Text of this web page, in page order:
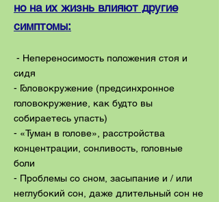
но на их жизнь влияют другие
симптомы:
- Непереносимость положения стоя и
сидя
- Головокружение (предсинхронное
головокружение, как будто вы
собираетесь упасть)
- «Туман в голове», расстройства
концентрации, сонливость, головные
боли
- Проблемы со сном, засыпание и / или
неглубокий сон, даже длительный сон не